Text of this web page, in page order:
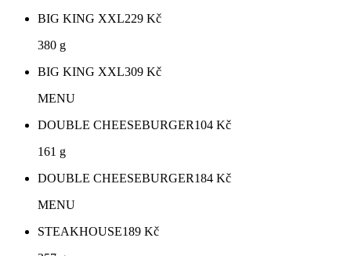
BIG KING XXL229 Kč
380 g
BIG KING XXL309 Kč
MENU
DOUBLE CHEESEBURGER104 Kč
161 g
DOUBLE CHEESEBURGER184 Kč
MENU
STEAKHOUSE189 Kč